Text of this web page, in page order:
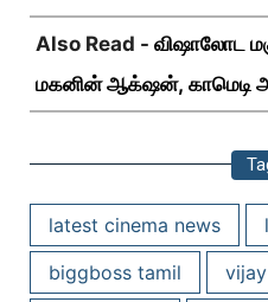
Also Read - விஷாலோட
மகனின் ஆக்‌ஷன், காமெடி
latest cinema news
biggboss tamil